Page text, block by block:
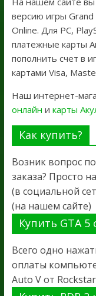
версию игры
Online. Для PC,
платежные карты
пополнить счет в
картами Visa,
Наш интернет-
онлайн и карты
Как купить?
Возник вопрос
заказа? Просто
(в социальной
(на нашем сайте)
Купить GTA 5
Всего одно
оплаты
Auto V от